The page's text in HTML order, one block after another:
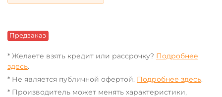
Предзаказ
* Желаете взять кредит или рассрочку? Подробнее
здесь.
* Не является публичной офертой. Подробнее здесь.
* Производитель может менять характеристики,